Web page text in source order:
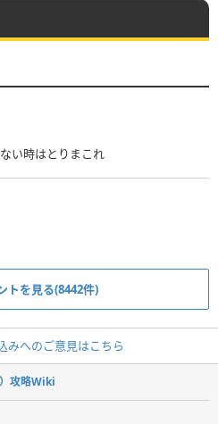
い時はとりまこれ
トを見る(8442件)
みへのご意見はこちら
攻略Wiki